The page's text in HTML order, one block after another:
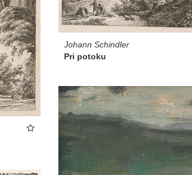
Johann Schindler
Pri potoku